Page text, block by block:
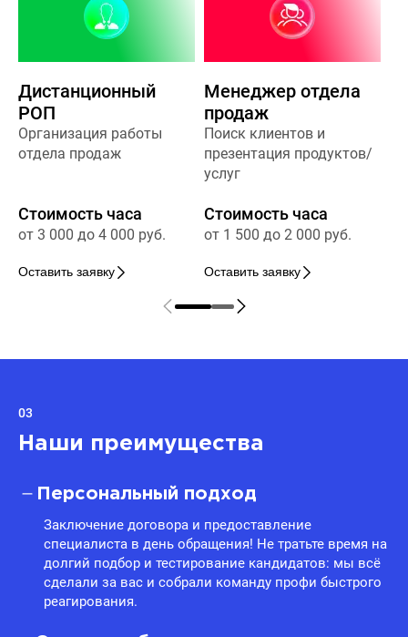
Дистанционный
РОП
Организация работы
отдела продаж
Стоимость часа
от 3 000 до 4 000 руб.
Оставить заявку
Менеджер отдела
продаж
Поиск клиентов и
презентация продуктов/
услуг
Стоимость часа
от 1 500 до 2 000 руб.
Оставить заявку
03
Наши преимущества
Персональный подход
Заключение договора и предоставление
специалиста в день обращения! Не тратьте время на
долгий подбор и тестирование кандидатов: мы всё
сделали за вас и собрали команду профи быстрого
реагирования.